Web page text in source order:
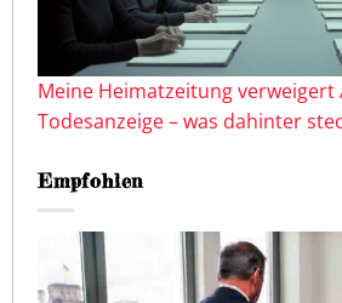
Meine Heimatzeitung verweigert
Todesanzeige – was dahinter
Empfohlen